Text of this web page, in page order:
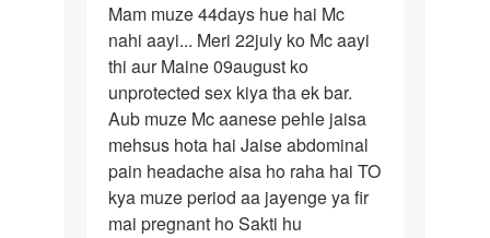
Mam
muze
44days
hue
hai
Mc
Mam muze 44days hue hai Mc
nahi aayi... Meri 22july ko Mc aayi
thi aur Maine 09august ko
unprotected sex kiya tha ek bar.
Aub muze Mc aanese pehle jaisa
mehsus hota hai Jaise abdominal
pain headache aisa ho raha hai TO
kya muze period aa jayenge ya fir
mai pregnant ho Sakti hu